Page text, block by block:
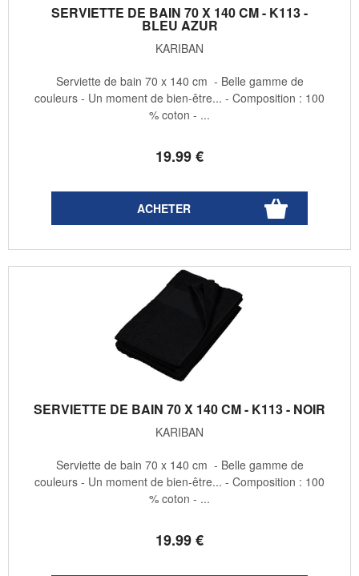
SERVIETTE DE BAIN 70 X 140 CM - K113 -
BLEU AZUR
KARIBAN
19.99€
Serviette de bain 70 x 140 cm - Belle gamme de
couleurs - Un moment de bien-être... - Composition : 100
% coton - ...
SERVIETTE DE BAIN 70 X 140 CM - K113 - NOIR
KARIBAN
19.99€
Serviette de bain 70 x 140 cm - Belle gamme de
couleurs - Un moment de bien-être... - Composition : 100
% coton - ...